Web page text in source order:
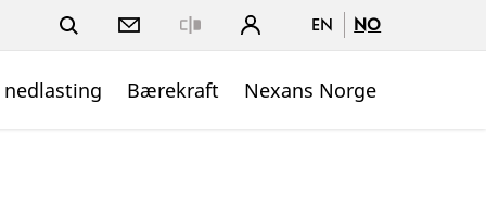
EN NO
Bærekraft Nexans Norge